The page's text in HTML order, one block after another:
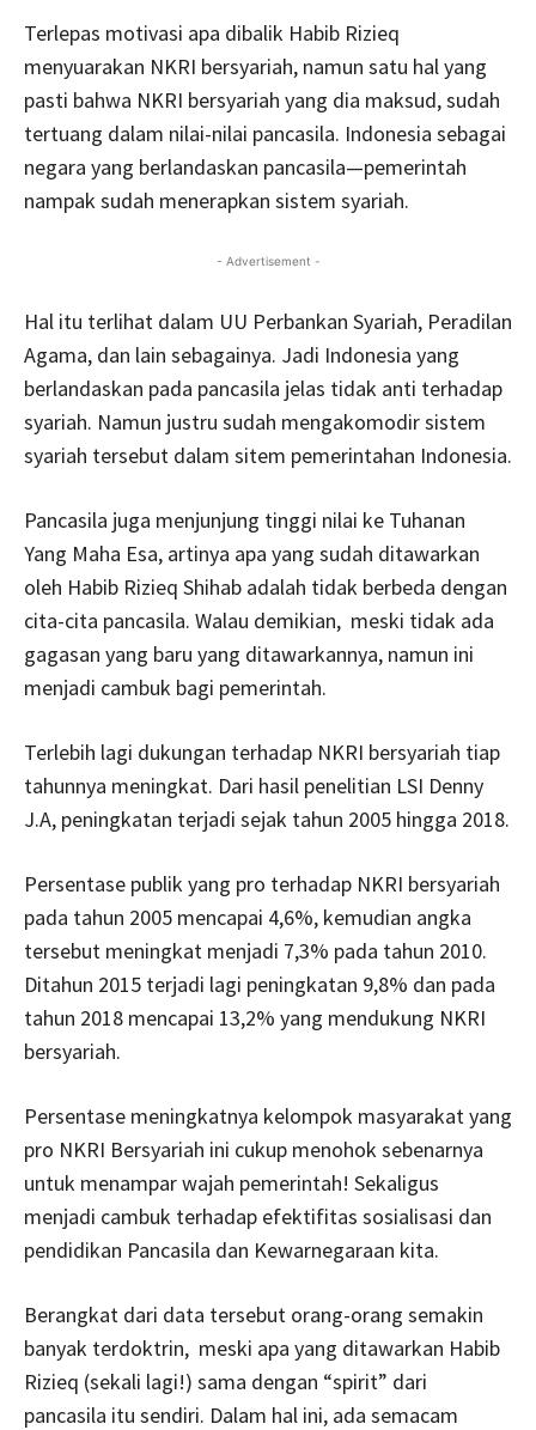
Terlepas motivasi apa dibalik Habib Rizieq
menyuarakan NKRI bersyariah, namun satu hal yang
pasti bahwa NKRI bersyariah yang dia maksud, sudah
tertuang dalam nilai-nilai pancasila. Indonesia sebagai
negara yang berlandaskan pancasila—pemerintah
nampak sudah menerapkan sistem syariah.
- Advertisement -
Hal itu terlihat dalam UU Perbankan Syariah, Peradilan
Agama, dan lain sebagainya. Jadi Indonesia yang
berlandaskan pada pancasila jelas tidak anti terhadap
syariah. Namun justru sudah mengakomodir sistem
syariah tersebut dalam sitem pemerintahan Indonesia.
Pancasila juga menjunjung tinggi nilai ke Tuhanan
Yang Maha Esa, artinya apa yang sudah ditawarkan
oleh Habib Rizieq Shihab adalah tidak berbeda dengan
cita-cita pancasila. Walau demikian, meski tidak ada
gagasan yang baru yang ditawarkannya, namun ini
menjadi cambuk bagi pemerintah.
Terlebih lagi dukungan terhadap NKRI bersyariah tiap
tahunnya meningkat. Dari hasil penelitian LSI Denny
J.A, peningkatan terjadi sejak tahun 2005 hingga 2018.
Persentase publik yang pro terhadap NKRI bersyariah
pada tahun 2005 mencapai 4,6%, kemudian angka
tersebut meningkat menjadi 7,3% pada tahun 2010.
Ditahun 2015 terjadi lagi peningkatan 9,8% dan pada
tahun 2018 mencapai 13,2% yang mendukung NKRI
bersyariah.
Persentase meningkatnya kelompok masyarakat yang
pro NKRI Bersyariah ini cukup menohok sebenarnya
untuk menampar wajah pemerintah! Sekaligus
menjadi cambuk terhadap efektifitas sosialisasi dan
pendidikan Pancasila dan Kewarnegaraan kita.
Berangkat dari data tersebut orang-orang semakin
banyak terdoktrin, meski apa yang ditawarkan Habib
Rizieq (sekali lagi!) sama dengan “spirit” dari
pancasila itu sendiri. Dalam hal ini, ada semacam